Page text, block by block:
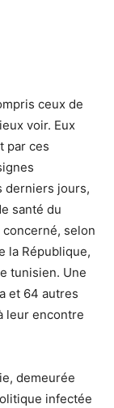
ceux de
voir. Eux
par ces
derniers jours,
santé du
selon
la République,
tunisien. Une
et 64 autres
leur encontre
demeurée
infectée